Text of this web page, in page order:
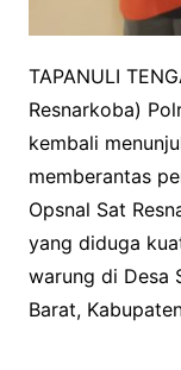
TAPANULI
Resnarkoba)
kembali
memberantas
Opsnal Sat
yang diduga
warung di Desa
Barat,